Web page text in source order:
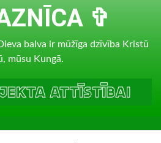
✞
balva ir mūžīga dzīvība Kristū
mūsu Kungā.